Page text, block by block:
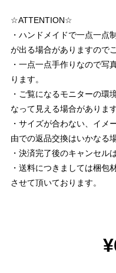
☆ATTENTION☆
・ハンドメイドで一点一点
が出る場合がありますので
・一点一点手作りなので写
ります。
・ご覧になるモニターの環
なって見える場合があります
・サイズが合わない、イメ
由での返品交換はいかなる
・決済完了後のキャンセル
・送料につきましては梱包
させて頂いております。